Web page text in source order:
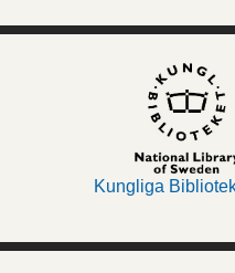
Kungliga